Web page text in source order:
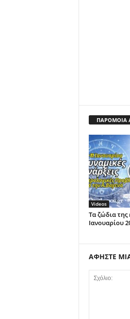
ΠΑΡΟΜΟΙΑ
Videos
Τα ζώδια της
Ιανουαρίου
ΑΦΗΣΤΕ